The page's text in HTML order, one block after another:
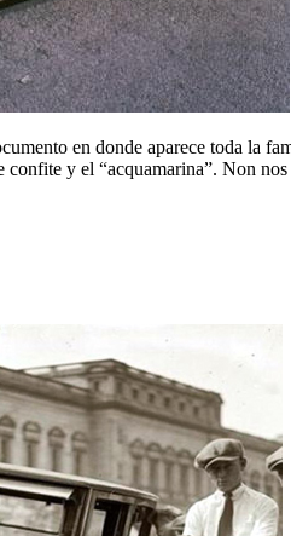
en donde aparece toda la
confite y el “acquamarina”. Non